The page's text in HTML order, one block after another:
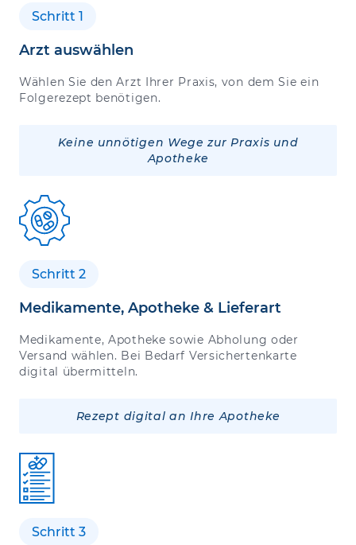
Schritt 1
Arzt auswählen
Wählen Sie den Arzt Ihrer Praxis, von dem Sie ein
Folgerezept benötigen.
Keine unnötigen Wege zur Praxis und
Apotheke
Schritt 2
Medikamente, Apotheke & Lieferart
Medikamente, Apotheke sowie Abholung oder
Versand wählen. Bei Bedarf Versichertenkarte
digital übermitteln.
Rezept digital an Ihre Apotheke
Schritt 3